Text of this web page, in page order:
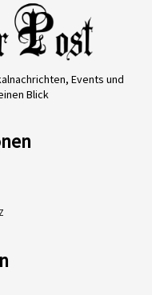
Events und
Blick